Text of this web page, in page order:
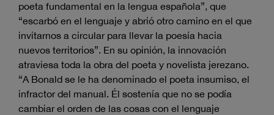
poeta fundamental en la lengua española”, que
“escarbó en el lenguaje y abrió otro camino en el que
invitarnos a circular para llevar la poesía hacia
nuevos territorios”. En su opinión, la innovación
atraviesa toda la obra del poeta y novelista jerezano.
“A Bonald se le ha denominado el poeta insumiso, el
infractor del manual. Él sostenía que no se podía
cambiar el orden de las cosas con el lenguaje